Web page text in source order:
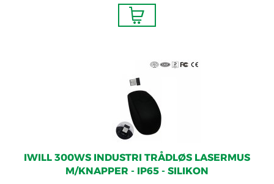
IWILL 300WS INDUSTRI TRÅDLØS LASERMUS
M/KNAPPER - IP65 - SILIKON